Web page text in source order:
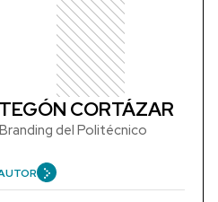
CORTÁZAR
del Politécnico